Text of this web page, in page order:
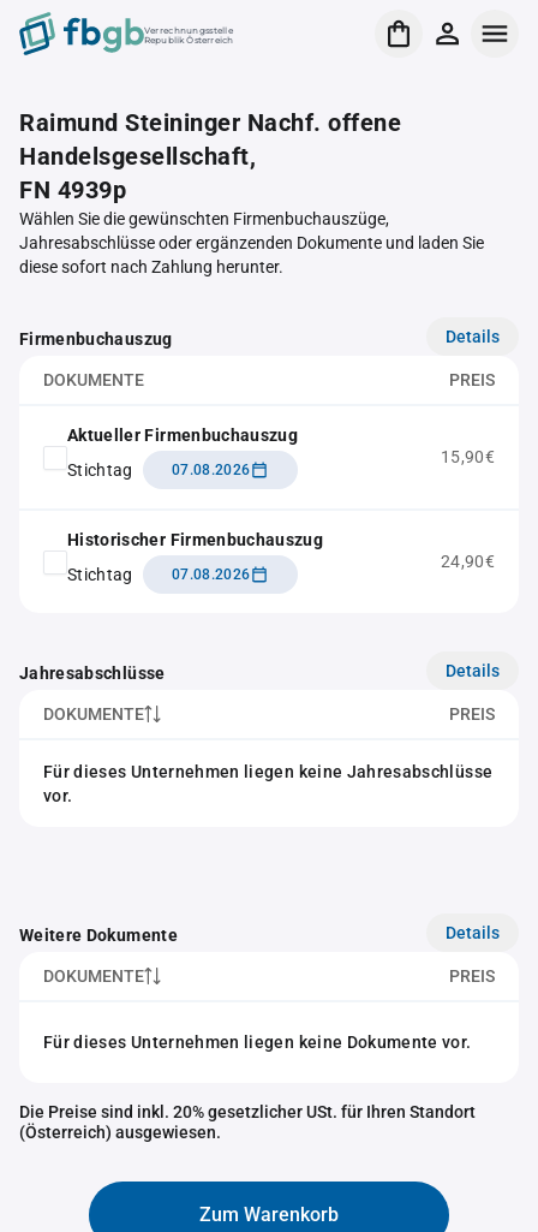
Verrechnungsstelle
Republik Österreich
Raimund Steininger Nachf. offene
Handelsgesellschaft,
FN 4939p
Wählen Sie die gewünschten Firmenbuchauszüge,
Jahresabschlüsse oder ergänzenden Dokumente und laden Sie
diese sofort nach Zahlung herunter.
Firmenbuchauszug Details
DOKUMENTE PREIS
Aktueller Firmenbuchauszug
Stichtag
07.08.2026
15,90€
Historischer Firmenbuchauszug
Stichtag
07.08.2026
24,90€
Jahresabschlüsse Details
DOKUMENTE PREIS
Für dieses Unternehmen liegen keine Jahresabschlüsse
vor.
Weitere Dokumente Details
DOKUMENTE PREIS
Für dieses Unternehmen liegen keine Dokumente vor.
Die Preise sind inkl. 20% gesetzlicher USt. für Ihren Standort
(Österreich) ausgewiesen.
Zum Warenkorb